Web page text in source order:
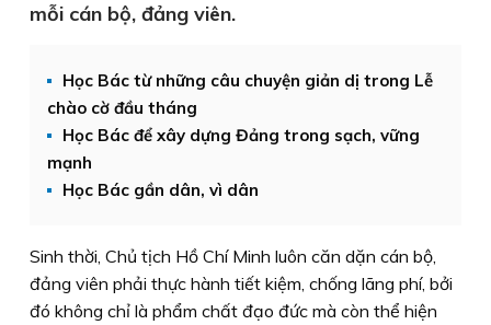
mỗi cán bộ, đảng viên.
Học Bác từ những câu chuyện giản dị trong Lễ
chào cờ đầu tháng
Học Bác để xây dựng Đảng trong sạch, vững
mạnh
Học Bác gần dân, vì dân
Sinh thời, Chủ tịch Hồ Chí Minh luôn căn dặn cán bộ,
đảng viên phải thực hành tiết kiệm, chống lãng phí, bởi
đó không chỉ là phẩm chất đạo đức mà còn thể hiện